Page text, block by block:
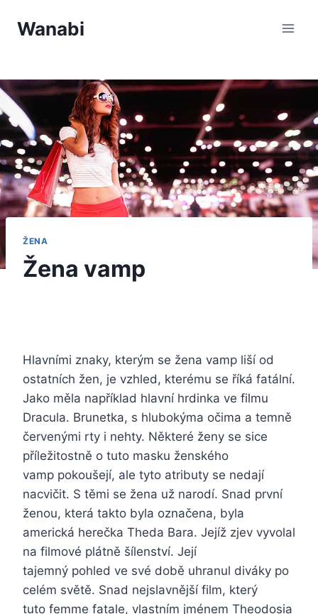
Wanabi
ŽENA
Žena vamp
Hlavními znaky, kterým se žena vamp liší od
ostatních žen, je vzhled, kterému se říká fatální.
Jako měla například hlavní hrdinka ve filmu
Dracula. Brunetka, s hlubokýma očima a temně
červenými rty i nehty. Některé ženy se sice
příležitostně o tuto masku ženského
vamp pokoušejí, ale tyto atributy se nedají
nacvičit. S těmi se žena už narodí. Snad první
ženou, která takto byla označena, byla
americká herečka Theda Bara. Jejíž zjev vyvolal
na filmové plátně šílenství. Její
tajemný pohled ve své době uhranul diváky po
celém světě. Snad nejslavnější film, který
tuto femme fatale, vlastním jménem Theodosia